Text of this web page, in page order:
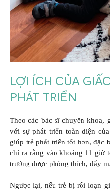
LỢI ÍCH CỦA
PHÁT TRIỂN
Theo các bác sĩ chuyên khoa,
với sự phát triển toàn diện
giúp trẻ phát triển tốt hơn, đặc
chỉ ra rằng vào khoảng 11 giờ
trưởng được phóng thích, đẩy
Ngược lại, nếu trẻ bị rối loạn